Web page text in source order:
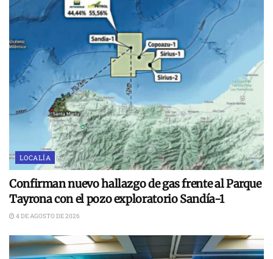
LOCALÍA
Confirman nuevo hallazgo de gas frente al Parque
Tayrona con el pozo exploratorio Sandía-1
4 DE AGOSTO DE 2026